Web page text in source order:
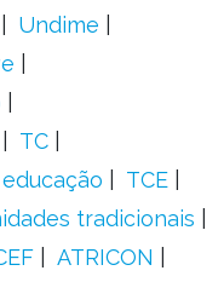
Undime
TC
TCE
tradicionais
ATRICON